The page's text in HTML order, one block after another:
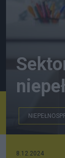
8.12.2024